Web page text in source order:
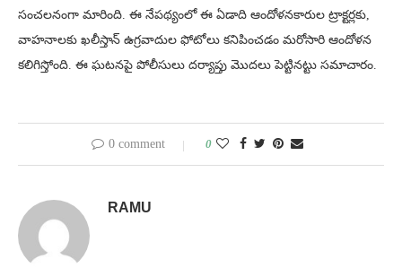
సంచలనంగా మారింది. ఈ నేపథ్యంలో ఈ ఏడాది ఆందోళనకారుల ట్రాక్టర్లకు,
వాహనాలకు ఖలీస్తాన్ ఉగ్రవాదుల ఫోటోలు కనిపించడం మరోసారి ఆందోళన
కలిగిస్తోంది. ఈ ఘటనపై పోలీసులు దర్యాప్తు మొదలు పెట్టినట్టు సమాచారం.
0 comment 0
RAMU